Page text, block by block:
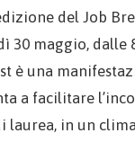
del Job
30 maggio,
è una
a facilitare
laurea, in un